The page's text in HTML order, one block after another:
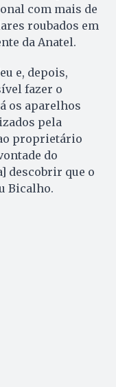
com mais de
roubados em
da Anatel.
e, depois,
fazer o
os aparelhos
pela
proprietário
do
descobrir que o
Bicalho.